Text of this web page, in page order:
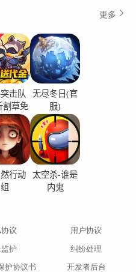
更多
击队
割草免
版)
无尽冬日(官
服)
行动
组
太空杀-谁是
内鬼
议
用户协议
护
纠纷处理
护协议书 开发者后台